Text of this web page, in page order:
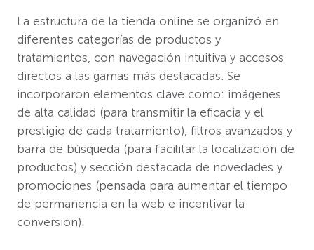
La estructura de la tienda online se organizó en
diferentes categorías de productos y
tratamientos, con navegación intuitiva y accesos
directos a las gamas más destacadas. Se
incorporaron elementos clave como: imágenes
de alta calidad (para transmitir la eficacia y el
prestigio de cada tratamiento), filtros avanzados y
barra de búsqueda (para facilitar la localización de
productos) y sección destacada de novedades y
promociones (pensada para aumentar el tiempo
de permanencia en la web e incentivar la
conversión).